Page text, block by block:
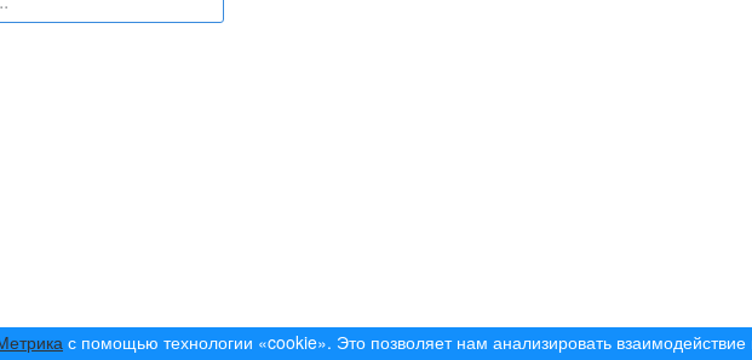
с помощью технологии «cookie». Это позволяет нам анализировать